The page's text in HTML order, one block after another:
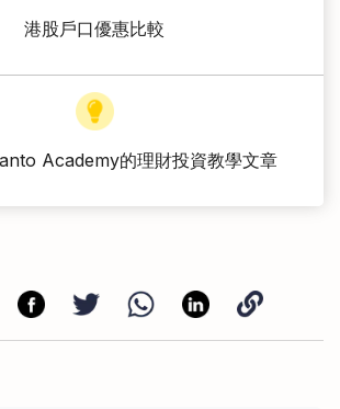
港股戶口優惠比較
Academy的理財投資教學文章